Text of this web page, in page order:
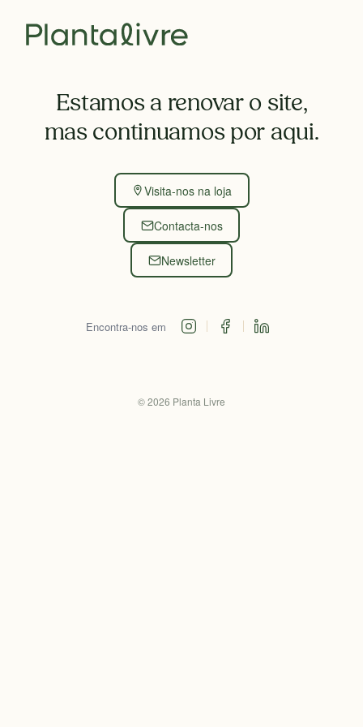
Estamos a renovar o site,
mas continuamos por aqui.
Visita-nos na loja
Contacta-nos
Newsletter
Encontra-nos em
©2026 Planta Livre